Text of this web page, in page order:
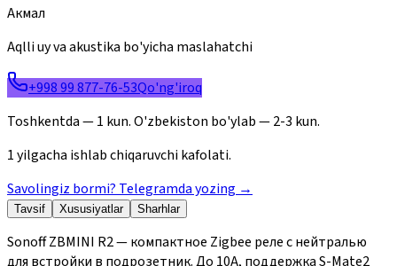
Акмал
Aqlli uy va akustika bo'yicha maslahatchi
+998 99 877-76-53Qo'ng'iroq
Toshkentda — 1 kun. O'zbekiston bo'ylab — 2-3 kun.
1 yilgacha ishlab chiqaruvchi kafolati.
Savolingiz bormi? Telegramda yozing →
Tavsif Xususiyatlar Sharhlar
Sonoff ZBMINI R2 — компактное Zigbee реле с нейтралью
для встройки в подрозетник. До 10А, поддержка S-Mate2